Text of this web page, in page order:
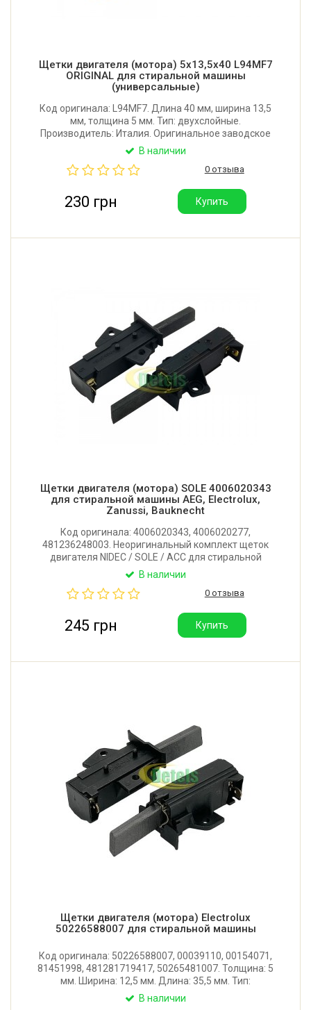
Щетки двигателя (мотора) 5x13,5x40 L94MF7
ORIGINAL для стиральной машины
(универсальные)
Код оригинала: L94MF7. Длина 40 мм, ширина 13,5
мм, толщина 5 мм. Тип: двухслойные.
Производитель: Италия. Оригинальное заводское
качество.
В наличии
0 отзыва
230 грн Купить
Щетки двигателя (мотора) SOLE 4006020343
для стиральной машины AEG, Electrolux,
Zanussi, Bauknecht
Код оригинала: 4006020343, 4006020277,
481236248003. Неоригинальный комплект щеток
двигателя NIDEC / SOLE / ACC для стиральной
машины AEG, Electrolux, Zanussi, Bauknecht.
двухслойные. Производитель: Китай.
В наличии
0 отзыва
245 грн Купить
Щетки двигателя (мотора) Electrolux
50226588007 для стиральной машины
Код оригинала: 50226588007, 00039110, 00154071,
81451998, 481281719417, 50265481007. Толщина: 5
мм. Ширина: 12,5 мм. Длина: 35,5 мм. Тип:
двухслойные. Для Zanussi, Electrolux, Candy, Hoover,
В наличии